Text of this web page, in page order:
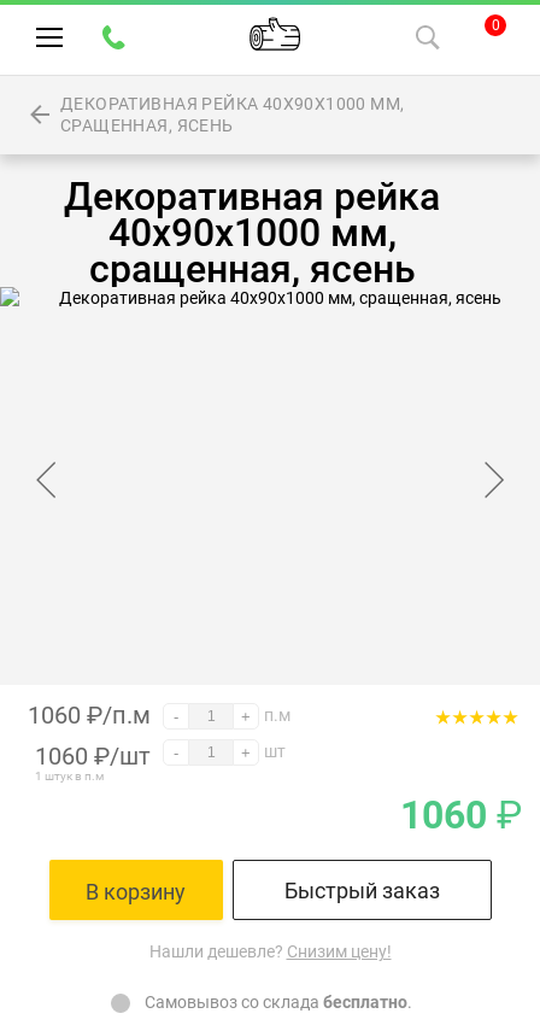
0
ДЕКОРАТИВНАЯ РЕЙКА 40Х90Х1000 ММ,
СРАЩЕННАЯ, ЯСЕНЬ
Декоративная рейка
40х90х1000 мм,
сращенная, ясень
1060 ₽/п.м - + п.м
1060 ₽/шт
1 штук в п.м
- + шт
1060 ₽
В корзину Быстрый заказ
Нашли дешевле? Снизим цену!
Самовывоз со склада бесплатно.